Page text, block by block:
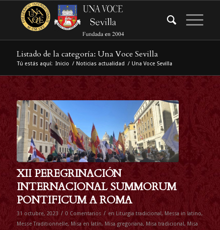
Listado de la categoría: Una Voce Sevilla
Tú estás aquí: Inicio / Noticias actualidad / Una Voce Sevilla
XII PEREGRINACIÓN
INTERNACIONAL SUMMORUM
PONTIFICUM A ROMA
31 octubre, 2023 / 0 Comentarios / en Liturgia tradicional, Messa in latino,
Messe Traditionnelle, Misa en latín, Misa gregoriana, Misa tradicional, Misa